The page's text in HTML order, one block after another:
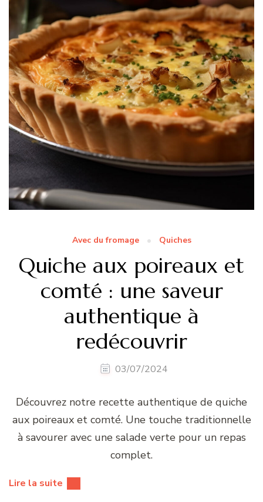
Avec du fromage Quiches
Quiche aux poireaux et
comté : une saveur
authentique à
redécouvrir
03/07/2024
Découvrez notre recette authentique de quiche
aux poireaux et comté. Une touche traditionnelle
à savourer avec une salade verte pour un repas
complet.
Lire la suite